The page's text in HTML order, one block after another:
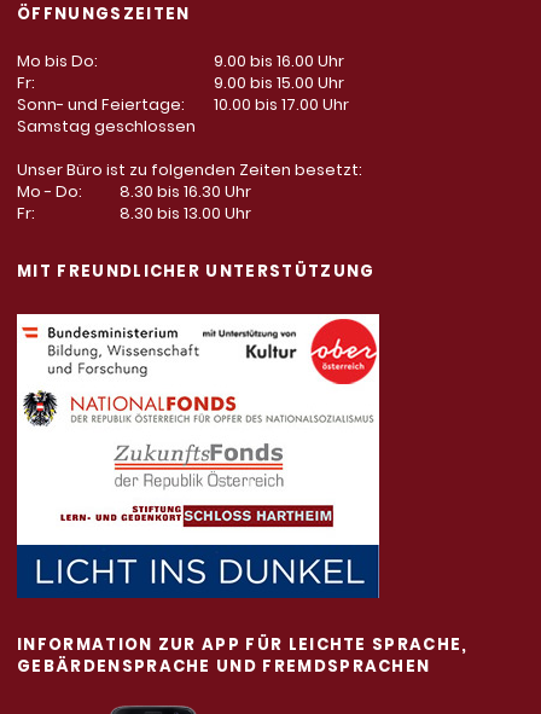
ÖFFNUNGSZEITEN
Mo bis Do:
9.00 bis 16.00 Uhr
Fr:
9.00 bis 15.00 Uhr
Sonn- und Feiertage:
10.00 bis 17.00 Uhr
Samstag geschlossen
Unser Büro ist zu folgenden Zeiten besetzt:
Mo - Do:
8.30 bis 16.30 Uhr
Fr:
8.30 bis 13.00 Uhr
MIT FREUNDLICHER UNTERSTÜTZUNG
INFORMATION ZUR APP FÜR LEICHTE SPRACHE,
GEBÄRDENSPRACHE UND FREMDSPRACHEN